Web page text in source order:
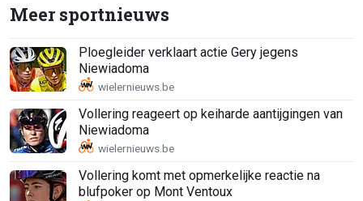
Meer sportnieuws
Ploegleider verklaart actie Gery jegens
Niewiadoma
Vollering reageert op keiharde aantijgingen van
Niewiadoma
Vollering komt met opmerkelijke reactie na
blufpoker op Mont Ventoux